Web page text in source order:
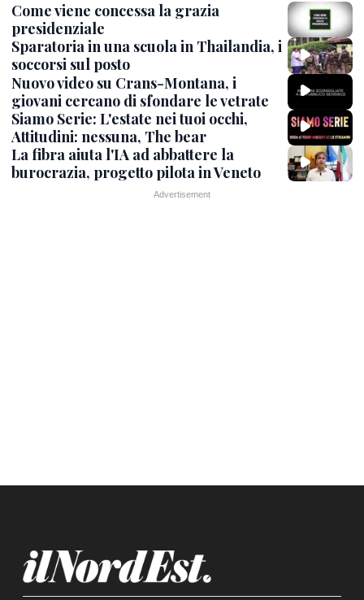
Come viene concessa la grazia
presidenziale
Sparatoria in una scuola in Thailandia, i
soccorsi sul posto
Nuovo video su Crans-Montana, i
giovani cercano di sfondare le vetrate
Siamo Serie: L'estate nei tuoi occhi,
Attitudini: nessuna, The bear
La fibra aiuta l'IA ad abbattere la
burocrazia, progetto pilota in Veneto